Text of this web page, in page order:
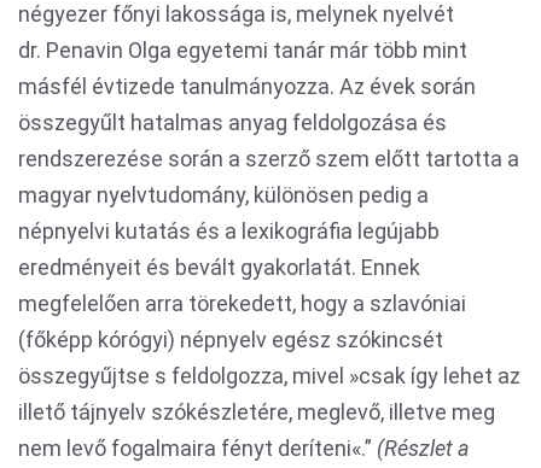
négyezer főnyi lakossága is, melynek nyelvét
dr. Penavin Olga egyetemi tanár már több mint
másfél évtizede tanulmányozza. Az évek során
összegyűlt hatalmas anyag feldolgozása és
rendszerezése során a szerző szem előtt tartotta a
magyar nyelvtudomány, különösen pedig a
népnyelvi kutatás és a lexikográfia legújabb
eredményeit és bevált gyakorlatát. Ennek
megfelelően arra törekedett, hogy a szlavóniai
(főképp kórógyi) népnyelv egész szókincsét
összegyűjtse s feldolgozza, mivel »csak így lehet az
illető tájnyelv szókészletére, meglevő, illetve meg
nem levő fogalmaira fényt deríteni«.” (Részlet a